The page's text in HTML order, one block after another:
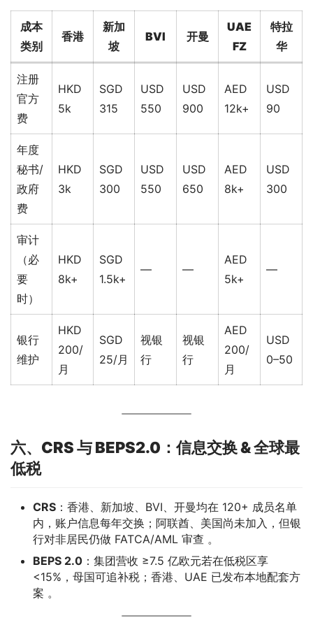
成本
类别
香港
新加
坡
BVI 开曼
UAE
FZ
特拉
华
注册
官方
费
HKD
5k
SGD
315
USD
550
USD
900
AED
12k+
USD
90
年度
秘书/
政府
费
HKD
3k
SGD
300
USD
550
USD
650
AED
8k+
USD
300
审计
（必
要
时）
HKD
8k+
SGD
1.5k+
— —
AED
5k+
—
银行
维护
HKD
200/
月
SGD
25/月
视银
行
视银
行
AED
200/
月
USD
0–50
六、CRS 与 BEPS2.0：信息交换 & 全球最
低税
CRS ：香港、新加坡、BVI、开曼均在 120+ 成员名单
内，账户信息每年交换；阿联酋、美国尚未加入，但银
行对非居民仍做 FATCA/AML 审查 。
BEPS 2.0 ：集团营收 ≥7.5 亿欧元若在低税区享
<15%，母国可追补税；香港、UAE 已发布本地配套方
案 。